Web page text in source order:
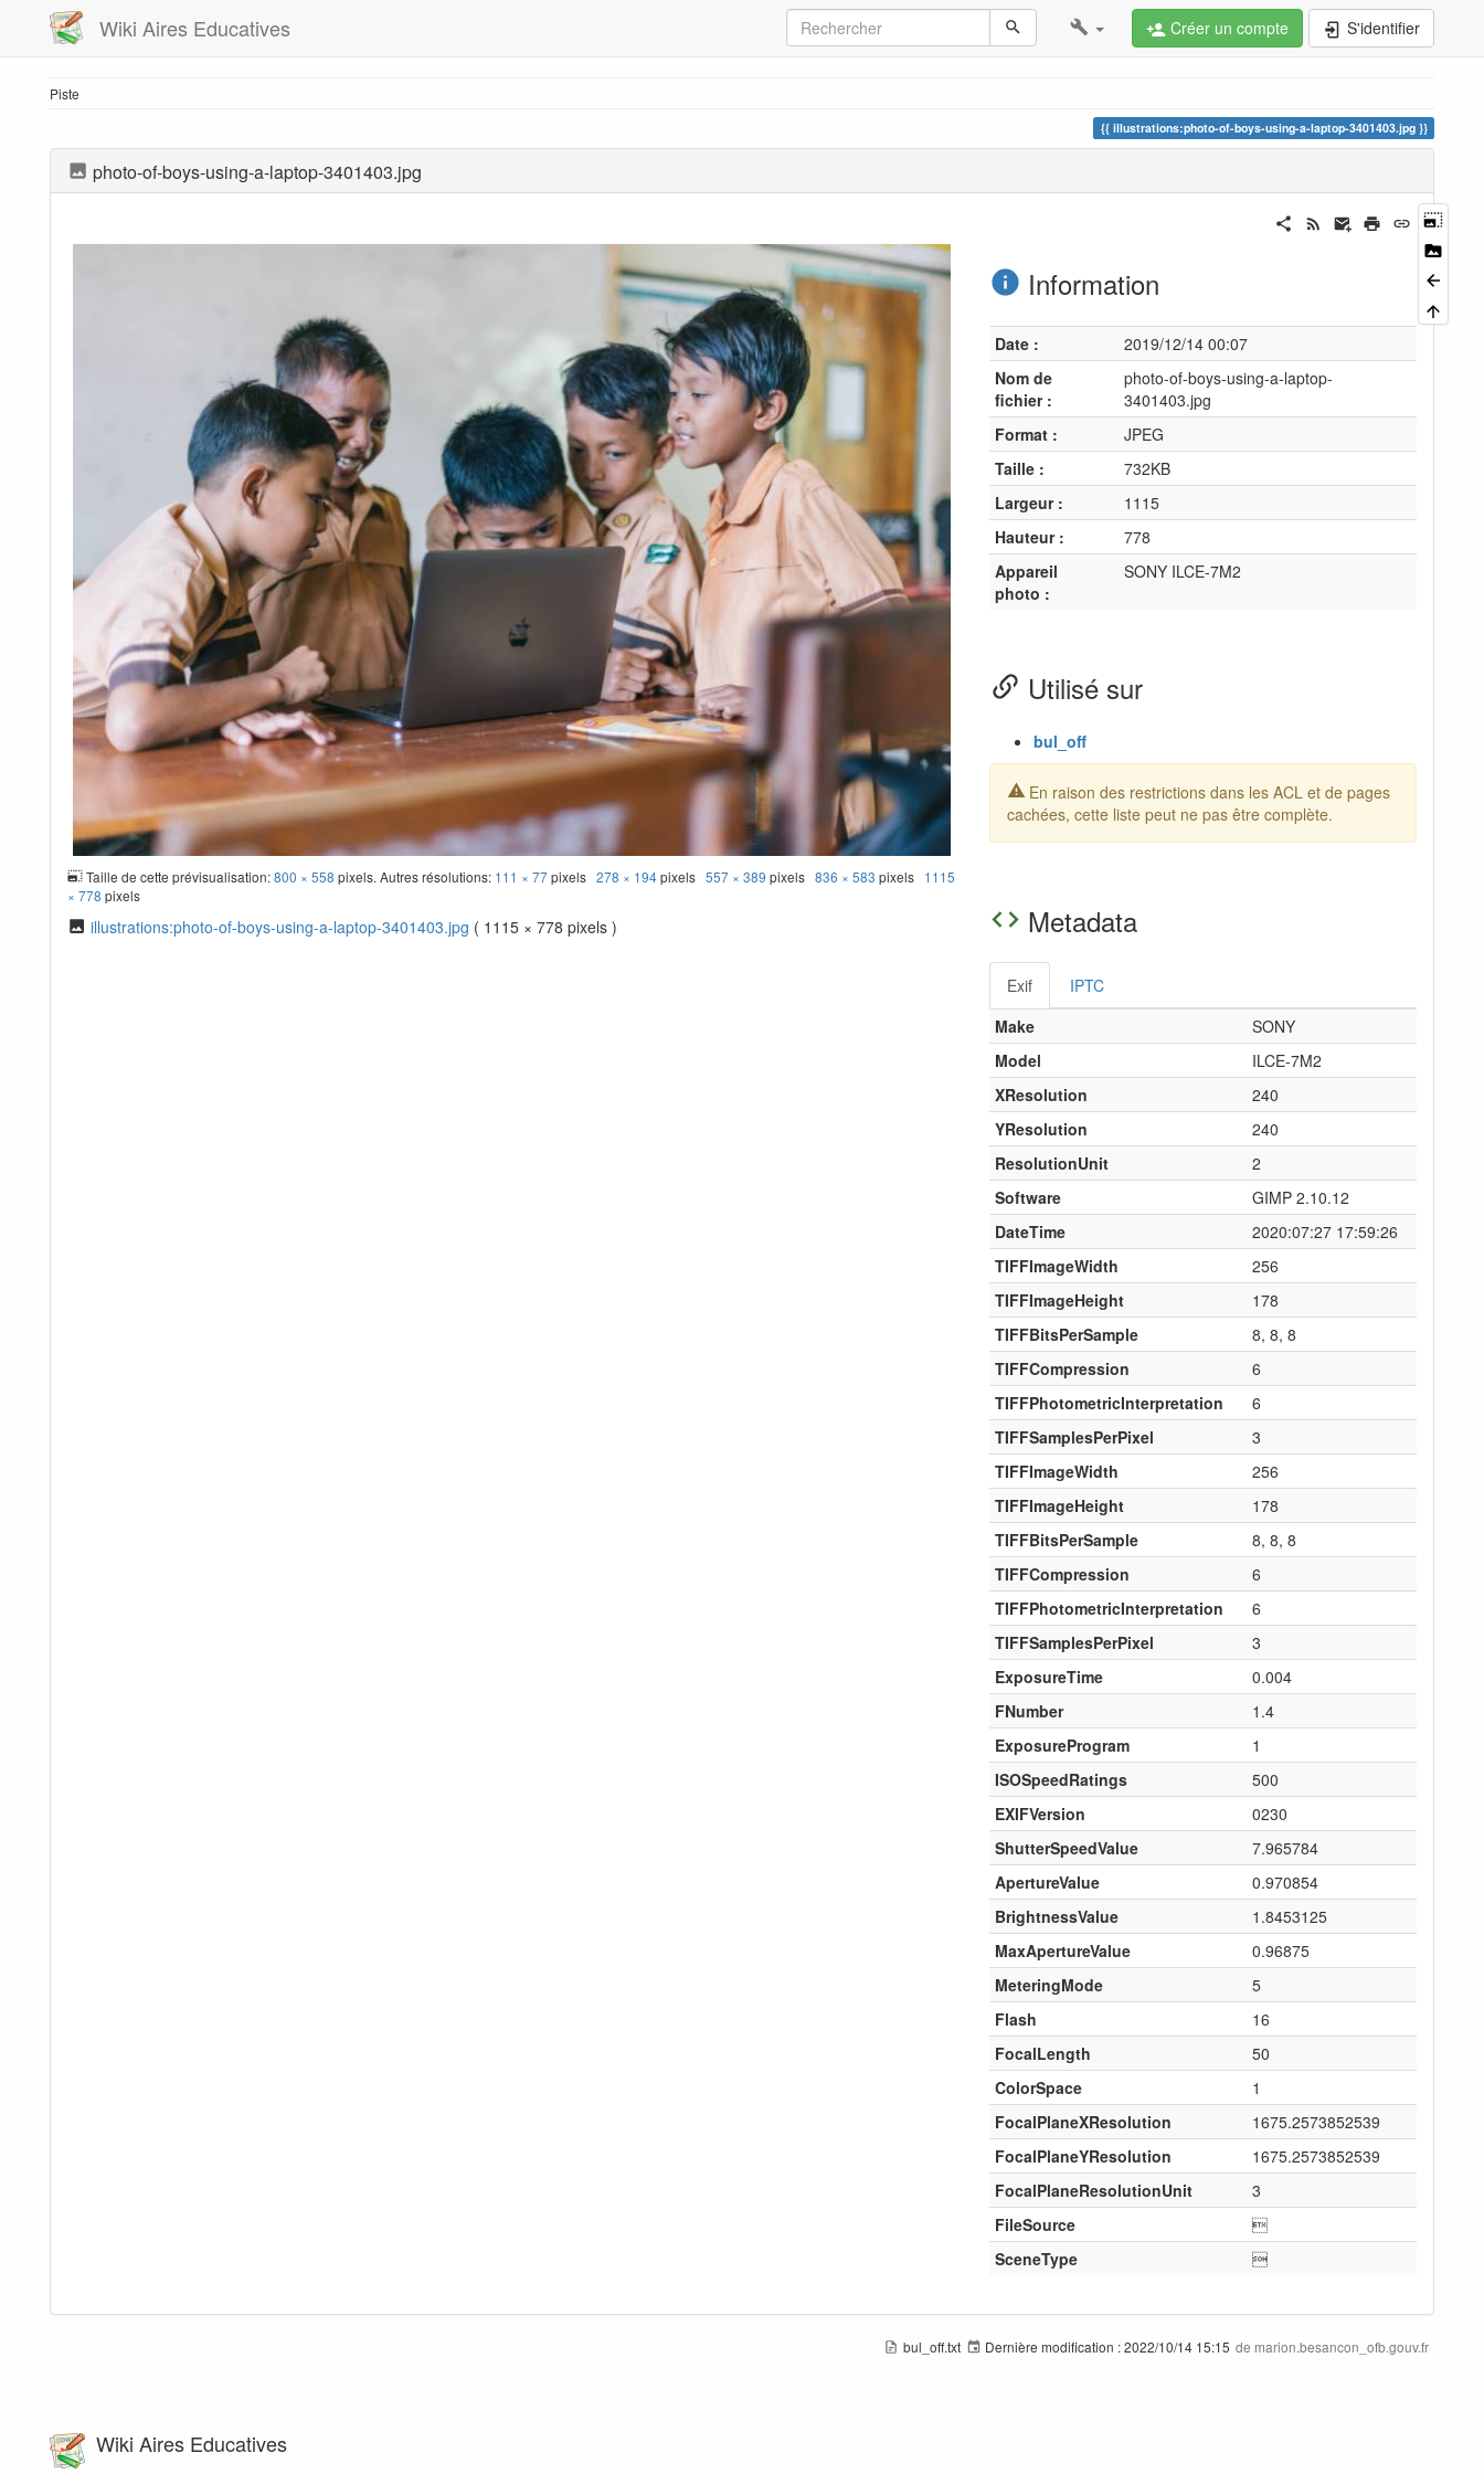
Wiki Aires Educatives Créer un compte S'identifier
Piste
illustrations:photo-of-boys-using-a-laptop-3401403.jpg
photo-of-boys-using-a-laptop-3401403.jpg
Taille de cette prévisualisation:800 × 558 pixels. Autres résolutions: 111 × 77pixels278 × 194pixels557 × 389 pixels836 × 583 pixels 1115
× 778 pixels
illustrations:photo-of-boys-using-a-laptop-3401403.jpg ( 1115 × 778 pixels )
Information
Date :
2019/12/14 00:07
Nom de
fichier :
photo-of-boys-using-a-laptop-
3401403.jpg
Format :
JPEG
Taille :
732KB
Largeur :
1115
Hauteur :
778
Appareil
photo :
SONY ILCE-7M2
Utilisé sur
bul_off
En raison des restrictions dans les ACL et de pages
cachées, cette liste peut ne pas être complète.
Metadata
Exif
IPTC
Make
SONY
Model
ILCE-7M2
XResolution
240
YResolution
240
ResolutionUnit
2
Software
GIMP 2.10.12
DateTime
2020:07:27 17:59:26
TIFFImageWidth
256
TIFFImageHeight
178
TIFFBitsPerSample
8, 8, 8
TIFFCompression
6
TIFFPhotometricInterpretation
6
TIFFSamplesPerPixel
3
TIFFImageWidth
256
TIFFImageHeight
178
TIFFBitsPerSample
8, 8, 8
TIFFCompression
6
TIFFPhotometricInterpretation
6
TIFFSamplesPerPixel
3
ExposureTime
0.004
FNumber
1.4
ExposureProgram
1
ISOSpeedRatings
500
EXIFVersion
0230
ShutterSpeedValue
7.965784
ApertureValue
0.970854
BrightnessValue
1.8453125
MaxApertureValue
0.96875
MeteringMode
5
Flash
16
FocalLength
50
ColorSpace
1
FocalPlaneXResolution
1675.2573852539
FocalPlaneYResolution
1675.2573852539
FocalPlaneResolutionUnit
3
FileSource

SceneType

bul_off.txt Dernière modification :2022/10/14 15:15 de marion.besancon_ofb.gouv.fr
Wiki Aires Educatives